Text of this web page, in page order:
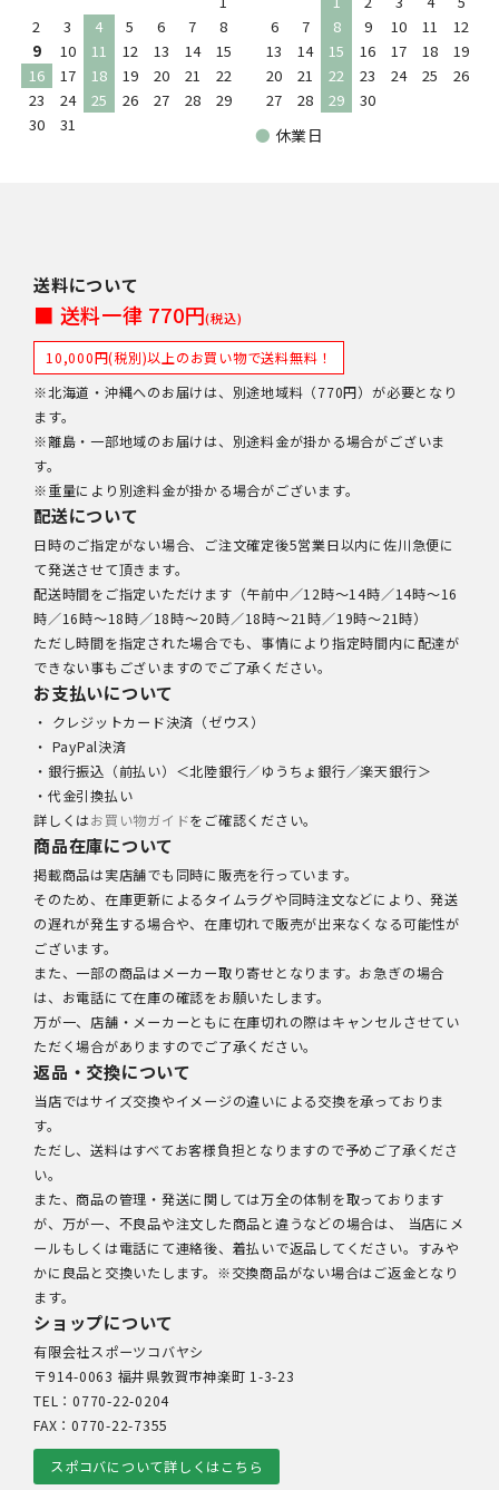
2
3 4 5 6 7
8
9
10 11 12 13 14
15
16
17 18 19 20 21
22
23
24 25 26 27 28
29
30
31
6
7 8 9 10 11
12
13
14 15 16 17 18
19
20
21 22 23 24 25
26
27
28 29 30
● 休業日
送料について
■ 送料一律 770円(税込)
10,000円(税別)以上のお買い物で送料無料！
※北海道・沖縄へのお届けは、別途地域料（770円）が必要となり
ます。
※離島・一部地域のお届けは、別途料金が掛かる場合がございま
す。
※重量により別途料金が掛かる場合がございます。
配送について
日時のご指定がない場合、ご注文確定後5営業日以内に佐川急便に
て発送させて頂きます。
配送時間をご指定いただけます（午前中／12時～14時／14時～16
時／16時～18時／18時～20時／18時～21時／19時～21時）
ただし時間を指定された場合でも、事情により指定時間内に配達が
できない事もございますのでご了承ください。
お支払いについて
・ クレジットカード決済（ゼウス）
・ PayPal決済
・銀行振込（前払い）＜北陸銀行／ゆうちょ銀行／楽天銀行＞
・代金引換払い
詳しくはお買い物ガイドをご確認ください。
商品在庫について
掲載商品は実店舗でも同時に販売を行っています。
そのため、在庫更新によるタイムラグや同時注文などにより、発送
の遅れが発生する場合や、在庫切れで販売が出来なくなる可能性が
ございます。
また、一部の商品はメーカー取り寄せとなります。お急ぎの場合
は、お電話にて在庫の確認をお願いたします。
万が一、店舗・メーカーともに在庫切れの際はキャンセルさせてい
ただく場合がありますのでご了承ください。
返品・交換について
当店ではサイズ交換やイメージの違いによる交換を承っておりま
す。
ただし、送料はすべてお客様負担となりますので予めご了承くださ
い。
また、商品の管理・発送に関しては万全の体制を取っております
が、万が一、不良品や注文した商品と違うなどの場合は、 当店にメ
ールもしくは電話にて連絡後、着払いで返品してください。すみや
かに良品と交換いたします。※交換商品がない場合はご返金となり
ます。
ショップについて
有限会社スポーツコバヤシ
〒914-0063 福井県敦賀市神楽町 1-3-23
TEL：0770-22-0204
FAX：0770-22-7355
スポコバについて詳しくはこちら